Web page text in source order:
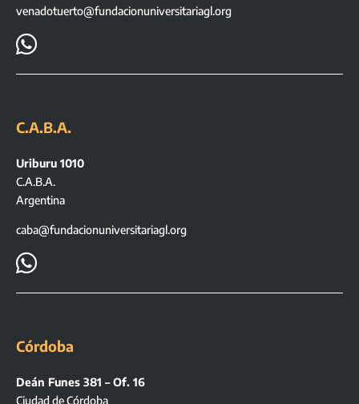
venadotuerto@fundacionuniversitariagl.org

C.A.B.A.
Uriburu 1010
C.A.B.A.
Argentina
caba@fundacionuniversitariagl.org

Córdoba
Deán Funes 381 – Of. 16
Ciudad de Córdoba